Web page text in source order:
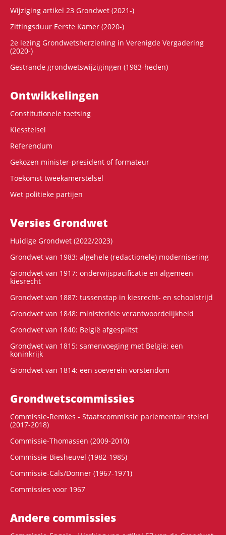
Wijziging artikel 23 Grondwet (2021-)
Zittingsduur Eerste Kamer (2020-)
2e lezing Grondwetsherziening in Verenigde Vergadering
(2020-)
Gestrande grondwetswijzigingen (1983-heden)
Ontwikke­lingen
Constitutionele toetsing
Kiesstelsel
Referendum
Gekozen minister-president of formateur
Toekomst tweekamerstelsel
Wet politieke partijen
Versies Grondwet
Huidige Grondwet (2022/2023)
Grondwet van 1983: algehele (redactionele) modernisering
Grondwet van 1917: onderwijspacificatie en algemeen
kiesrecht
Grondwet van 1887: tussenstap in kiesrecht- en schoolstrijd
Grondwet van 1848: ministeriële verantwoordelijkheid
Grondwet van 1840: België afgesplitst
Grondwet van 1815: samenvoeging met België: een
koninkrijk
Grondwet van 1814: een soeverein vorstendom
Grondwets­commissies
Commissie-Remkes - Staatscommissie parlementair stelsel
(2017-2018)
Commissie-Thomassen (2009-2010)
Commissie-Biesheuvel (1982-1985)
Commissie-Cals/Donner (1967-1971)
Commissies voor 1967
Andere commissies